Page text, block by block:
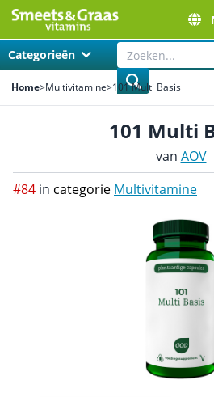
Categorieën
Home>Multivitamine>101 Multi Basis
101 Multi
van AOV
#84 in categorie Multivitamine